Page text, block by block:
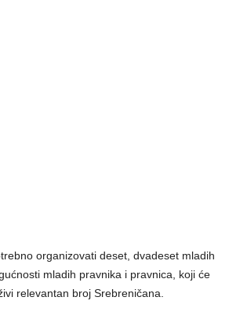
organizovati deset, dvadeset mladih
mladih pravnika i pravnica, koji će
relevantan broj Srebreničana.